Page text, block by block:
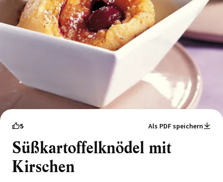
5 Als PDF speichern
Süßkartoffelknödel mit
Kirschen